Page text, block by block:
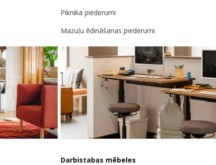
Piknika piederumi
Mazuļu ēdināšanas piederumi
Darbistabas mēbeles